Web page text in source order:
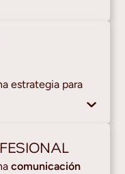
estrategia para
comunicación